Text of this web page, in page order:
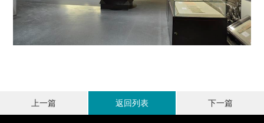
上一篇 返回列表 下一篇